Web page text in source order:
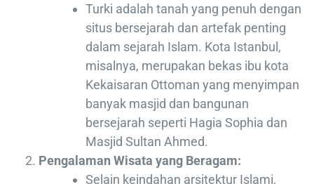
Turki adalah tanah yang penuh dengan
situs bersejarah dan artefak penting
dalam sejarah Islam. Kota Istanbul,
misalnya, merupakan bekas ibu kota
Kekaisaran Ottoman yang menyimpan
banyak masjid dan bangunan
bersejarah seperti Hagia Sophia dan
Masjid Sultan Ahmed.
Pengalaman Wisata yang Beragam:
Selain keindahan arsitektur Islami,